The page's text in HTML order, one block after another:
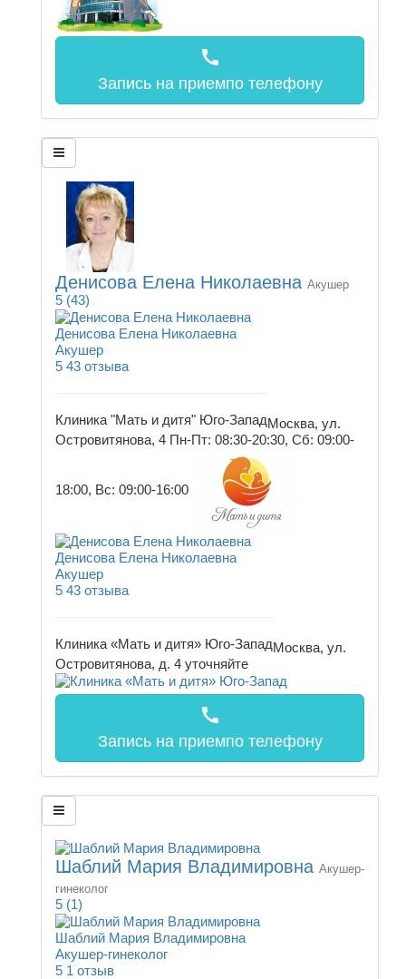
call
Запись на приемпо телефону
Денисова Елена Николаевна Акушер
5 (43)
Денисова Елена Николаевна
Акушер
5 43 отзыва
Клиника "Мать и дитя" Юго-ЗападМосква, ул.
Островитянова, 4 Пн-Пт: 08:30-20:30, Сб: 09:00-
18:00, Вс: 09:00-16:00
Денисова Елена Николаевна
Акушер
5 43 отзыва
Клиника «Мать и дитя» Юго-ЗападМосква, ул.
Островитянова, д. 4 уточняйте
call
Запись на приемпо телефону
Шаблий Мария Владимировна Акушер-
гинеколог
5 (1)
Шаблий Мария Владимировна
Акушер-гинеколог
5 1 отзыв